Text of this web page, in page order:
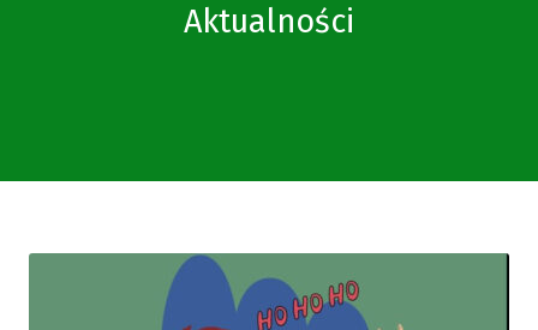
Aktualności